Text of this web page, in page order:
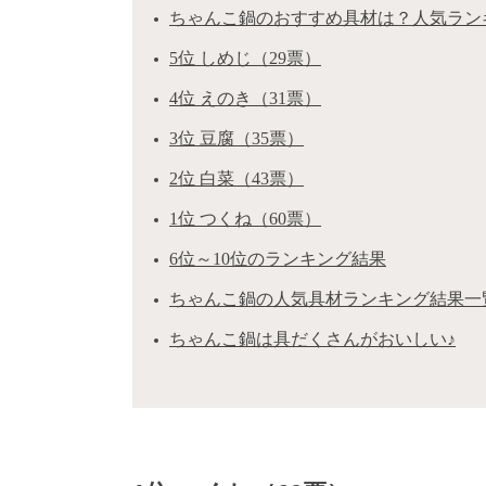
ちゃんこ鍋のおすすめ具材は？人気ラン
5位 しめじ（29票）
4位 えのき（31票）
3位 豆腐（35票）
2位 白菜（43票）
1位 つくね（60票）
6位～10位のランキング結果
ちゃんこ鍋の人気具材ランキング結果一
ちゃんこ鍋は具だくさんがおいしい♪